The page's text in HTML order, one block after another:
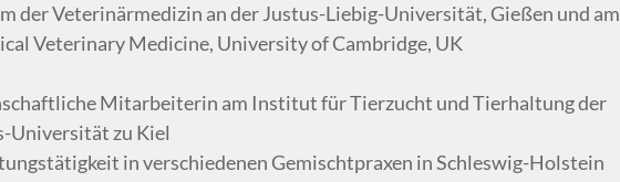
der Veterinärmedizin an der Justus-Liebig-Universität, Gießen und am
Veterinary Medicine, University of Cambridge, UK
Mitarbeiterin am Institut für Tierzucht und Tierhaltung der
Universität zu Kiel
in verschiedenen Gemischtpraxen in Schleswig-Holstein